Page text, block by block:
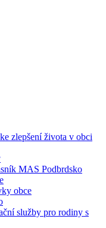
zlepšení života v obci
MAS Podbrdsko
obce
služby pro rodiny s